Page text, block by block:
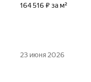
164 516 ₽ за м²
23 июня 2026